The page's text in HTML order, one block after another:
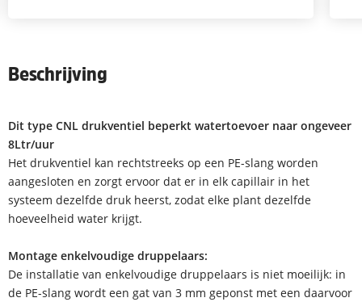
Beschrijving
Dit type CNL drukventiel beperkt watertoevoer naar ongeveer
8Ltr/uur
Het drukventiel kan rechtstreeks op een PE-slang worden
aangesloten en zorgt ervoor dat er in elk capillair in het
systeem dezelfde druk heerst, zodat elke plant dezelfde
hoeveelheid water krijgt.
Montage enkelvoudige druppelaars:
De installatie van enkelvoudige druppelaars is niet moeilijk: in
de PE-slang wordt een gat van 3 mm geponst met een daarvoor